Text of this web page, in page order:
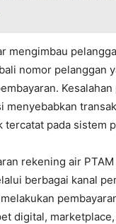
mengimbau
nomor pelanggan
menyebabkan
tercatat pada sistem
rekening air
berbagai kanal
digital,